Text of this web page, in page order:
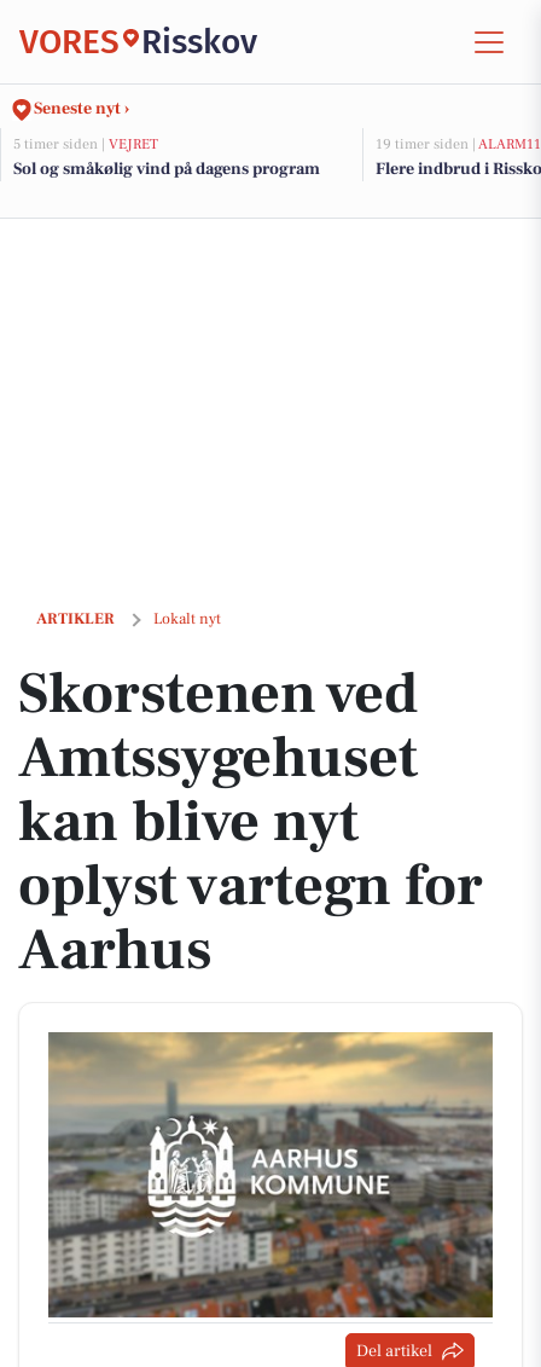
VORES Risskov
Seneste nyt ›
5 timer siden | VEJRET
Sol og småkølig vind på dagens program
19 timer siden |
Flere indbrud i
ARTIKLER Lokalt nyt
Skorstenen ved Amtssygehuset kan blive nyt oplyst vartegn for
Skorstenen ved
Amtssygehuset
kan blive nyt
oplyst vartegn for
Aarhus
Del artikel